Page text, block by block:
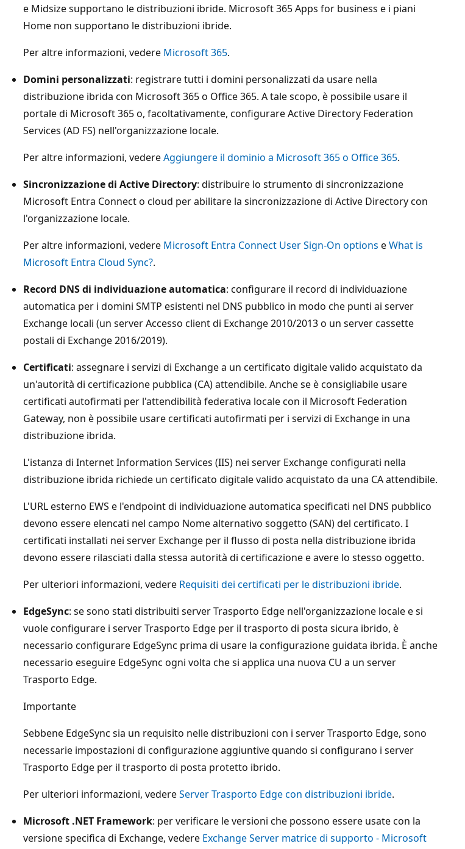
e Midsize supportano le distribuzioni ibride. Microsoft 365 Apps for business e i piani
Home non supportano le distribuzioni ibride.
Per altre informazioni, vedere Microsoft 365.
Domini personalizzati: registrare tutti i domini personalizzati da usare nella
distribuzione ibrida con Microsoft 365 o Office 365. A tale scopo, è possibile usare il
portale di Microsoft 365 o, facoltativamente, configurare Active Directory Federation
Services (AD FS) nell'organizzazione locale.
Per altre informazioni, vedereAggiungere il dominio a Microsoft 365 o Office 365.
Sincronizzazione di Active Directory: distribuire lo strumento di sincronizzazione
Microsoft Entra Connect o cloud per abilitare la sincronizzazione di Active Directory con
l'organizzazione locale.
Per altre informazioni, vedere Microsoft Entra Connect User Sign-On options eWhat is
Microsoft Entra Cloud Sync?.
Record DNS di individuazione automatica: configurare il record di individuazione
automatica per i domini SMTP esistenti nel DNS pubblico in modo che punti ai server
Exchange locali (un server Accesso client di Exchange 2010/2013 o un server cassette
postali di Exchange 2016/2019).
Certificati: assegnare i servizi di Exchange a un certificato digitale valido acquistato da
un'autorità di certificazione pubblica (CA) attendibile. Anche se è consigliabile usare
certificati autofirmati per l'attendibilità federativa locale con il Microsoft Federation
Gateway, non è possibile usare certificati autofirmati per i servizi di Exchange in una
distribuzione ibrida.
L'istanza di Internet Information Services (IIS) nei server Exchange configurati nella
distribuzione ibrida richiede un certificato digitale valido acquistato da una CA attendibile.
L'URL esterno EWS e l'endpoint di individuazione automatica specificati nel DNS pubblico
devono essere elencati nel campo Nome alternativo soggetto (SAN) del certificato. I
certificati installati nei server Exchange per il flusso di posta nella distribuzione ibrida
devono essere rilasciati dalla stessa autorità di certificazione e avere lo stesso oggetto.
Per ulteriori informazioni, vedere Requisiti dei certificati per le distribuzioni ibride.
EdgeSync: se sono stati distribuiti server Trasporto Edge nell'organizzazione locale e si
vuole configurare i server Trasporto Edge per il trasporto di posta sicura ibrido, è
necessario configurare EdgeSync prima di usare la configurazione guidata ibrida. È anche
necessario eseguire EdgeSync ogni volta che si applica una nuova CU a un server
Trasporto Edge.
Importante
Sebbene EdgeSync sia un requisito nelle distribuzioni con i server Trasporto Edge, sono
necessarie impostazioni di configurazione aggiuntive quando si configurano i server
Trasporto Edge per il trasporto di posta protetto ibrido.
Per ulteriori informazioni, vedereServer Trasporto Edge con distribuzioni ibride.
Microsoft .NET Framework: per verificare le versioni che possono essere usate con la
versione specifica di Exchange, vedere Exchange Server matrice di supporto - Microsoft